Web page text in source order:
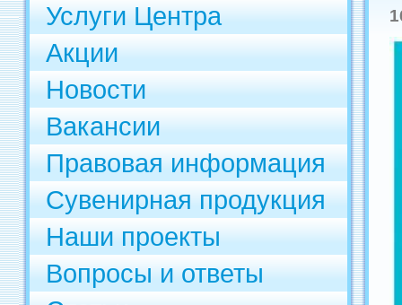
Услуги Центра
Акции
Новости
Вакансии
Правовая информация
Сувенирная продукция
Наши проекты
Вопросы и ответы